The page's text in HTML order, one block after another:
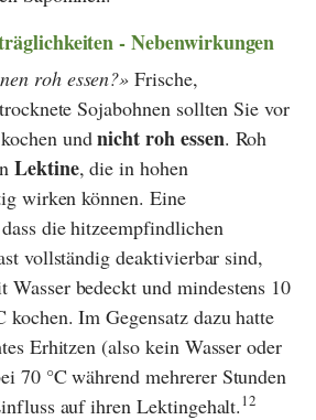
- Nebenwirkungen
roh essen? Frische,
Sojabohnen sollten Sie vor
undnicht roh essen. Roh
Lektine, die in hohen
wirken können. Eine
die hitzeempfindlichen
vollständig deaktivierbar sind,
Wasser bedeckt und mindestens 10
Im Gegensatz dazu hatte
Erhitzen (also kein Wasser oder
70 °C während mehrerer Stunden
auf ihren Lektingehalt.12